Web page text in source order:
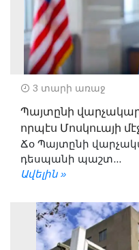
3 տարի առաջ
Պայտընի
որպէս Մոսկուայի
Ճօ Պայտընի
դեսպանի պաշտ...
Ավելին »